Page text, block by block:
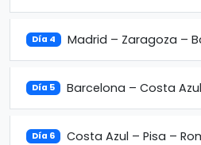
Día 4 Madrid – Zaragoza –
Día 5 Barcelona – Costa Azul
Día 6 Costa Azul – Pisa –